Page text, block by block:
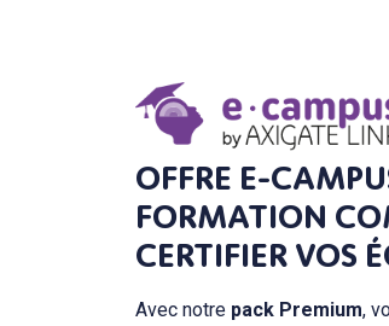
OFFRE E-
FORMATION
CERTIFIER VOS
Avec notre pack Premium,